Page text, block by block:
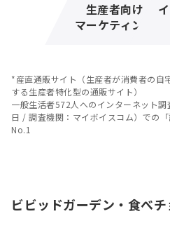
生産者向け
マーケティング
*産直通販サイト（生産者が消費者の自
する生産者特化型の通販サイト）
一般生活者572人へのインターネット
日 / 調査機関：マイボイスコム）での
No.1
ビビッドガーデン・食べ